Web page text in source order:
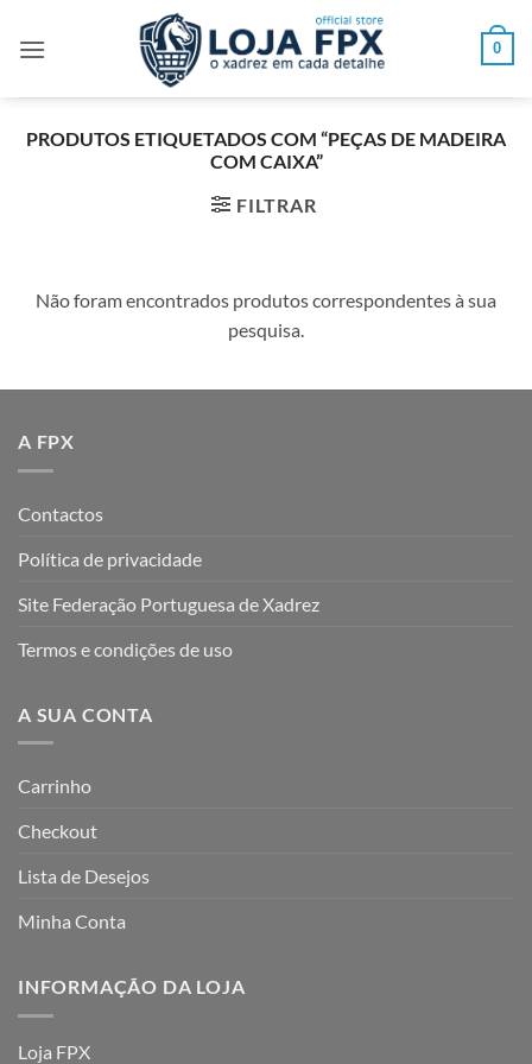
0
PRODUTOS ETIQUETADOS COM “PEÇAS DE MADEIRA
COM CAIXA”
FILTRAR
Não foram encontrados produtos correspondentes à sua
pesquisa.
A FPX
Contactos
Política de privacidade
Site Federação Portuguesa de Xadrez
Termos e condições de uso
A SUA CONTA
Carrinho
Checkout
Lista de Desejos
Minha Conta
INFORMAÇÃO DA LOJA
Loja FPX